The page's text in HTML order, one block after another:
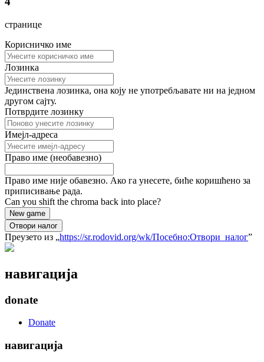
Корисничко име
Лозинка
Јединствена лозинка, она коју не употребљавате ни на једном
другом сајту.
Потврдите лозинку
Имејл-адреса
Право име (необавезно)
Право име није обавезно. Ако га унесете, биће коришћено за
приписивање рада.
Can you shift the chroma back into place?
New game
Отвори налог
странице
Преузето из „https://sr.rodovid.org/wk/Посебно:Отвори_налог”
навигација
donate
Donate
навигација